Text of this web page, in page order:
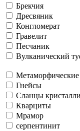
Брекчия
Дресвяник
Конгломерат
Гравелит
Песчаник
Вулканический
Метаморфические
Гнейсы
Сланцы
Кварциты
Мрамор
серпентинит